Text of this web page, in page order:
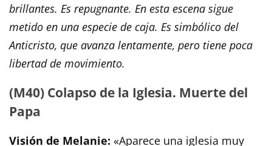
brillantes. Es repugnante. En esta escena sigue
metido en una especie de caja. Es simbólico del
Anticristo, que avanza lentamente, pero tiene poca
libertad de movimiento.
(M40) Colapso de la Iglesia. Muerte del
Papa
Visión de Melanie: «Aparece una iglesia muy